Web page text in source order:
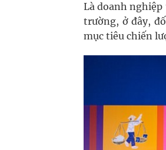
Là doanh
trường, ở đây,
mục tiêu chiến